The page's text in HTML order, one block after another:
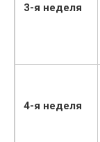
3-я неделя
4-я неделя